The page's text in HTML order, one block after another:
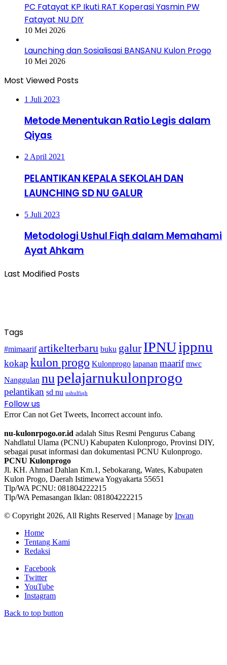
PC Fatayat KP Ikuti RAT Koperasi Yasmin PW
Fatayat NU DIY
10 Mei 2026
Launching dan Sosialisasi BANSANU Kulon Progo
10 Mei 2026
Most Viewed Posts
1 Juli 2023
Metode Menentukan Ratio Legis dalam
Qiyas
2 April 2021
PELANTIKAN KEPALA SEKOLAH DAN
LAUNCHING SD NU GALUR
5 Juli 2023
Metodologi Ushul Fiqh dalam Memahami
Ayat Ahkam
Last Modified Posts
Tags
#mimaarif artikelterbaru buku galur IPNUippnu
kokap kulon progo Kulonprogo lapanan maarif mwc
Nanggulan nupelajarnukulonprogo
pelantikan sd nu ushulfiqh
Follow us
Error Can not Get Tweets, Incorrect account info.
nu-kulonrpogo.or.id adalah Situs Resmi Pengurus Cabang
Nahdlatul Ulama (PCNU) Kabupaten Kulonprogo, Provinsi DIY,
sebagai pusat informasi dan dokumentasi PCNU Kulonprogo.
PCNU Kulonprogo
Jl. KH. Ahmad Dahlan Km.1, Sebokarang, Wates, Kabupaten
Kulon Progo, Daerah Istimewa Yogyakarta 55651
Tlp/WA PCNU: 081804222215
Tlp/WA Pemasangan Iklan: 081804222215
© Copyright 2026, All Rights Reserved | Manage by Irwan
Home
Tentang Kami
Redaksi
Facebook
Twitter
YouTube
Instagram
Back to top button